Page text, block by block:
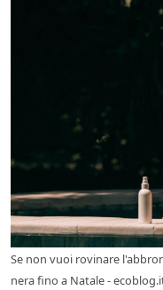
Se non vuoi rovinare
nera fino a Natale -